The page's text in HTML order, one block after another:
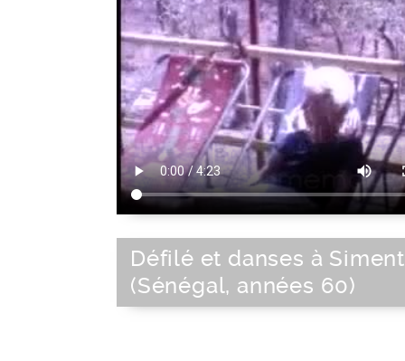
Défilé et danses à
(Sénégal, années 60)